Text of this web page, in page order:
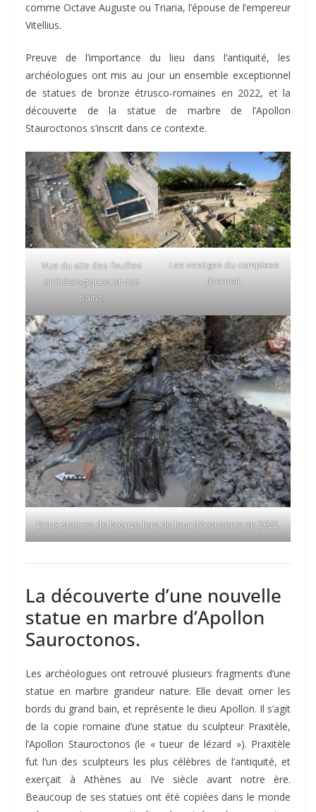
comme Octave Auguste ou Triaria, l’épouse de l’empereur
Vitellius.
Preuve de l’importance du lieu dans l’antiquité, les
archéologues ont mis au jour un ensemble exceptionnel
de statues de bronze étrusco-romaines en 2022, et la
découverte de la statue de marbre de l’Apollon
Stauroctonos s’inscrit dans ce contexte.
Vue du site des fouilles
archéologiques et des
bains.
Les vestiges du complexe
thermal.
Deux statues de bronze lors de leur découverte en 2022.
La découverte d’une nouvelle
statue en marbre d’Apollon
Sauroctonos.
Les archéologues ont retrouvé plusieurs fragments d’une
statue en marbre grandeur nature. Elle devait orner les
bords du grand bain, et représente le dieu Apollon. Il s’agit
de la copie romaine d’une statue du sculpteur Praxitèle,
l’Apollon Stauroctonos (le « tueur de lézard »). Praxitèle
fut l’un des sculpteurs les plus célèbres de l’antiquité, et
exerçait à Athènes au IVe siècle avant notre ère.
Beaucoup de ses statues ont été copiées dans le monde